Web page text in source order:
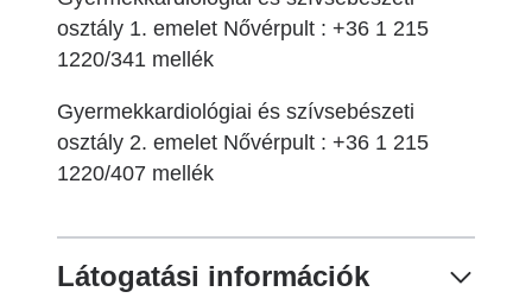
osztály 1. emelet Nővérpult : +36 1 215
1220/341 mellék
Gyermekkardiológiai és szívsebészeti
osztály 2. emelet Nővérpult : +36 1 215
1220/407 mellék
Látogatási információk